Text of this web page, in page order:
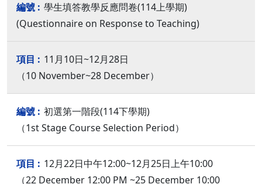
學生填答教學反應問卷(114上學期)
(Questionnaire on Response to Teaching)
11月10日~12月28日
（10 November~28 December）
初選第一階段(114下學期)
（1st Stage Course Selection Period）
12月22日中午12:00~12月25日上午10:00
（22 December 12:00 PM ~25 December 10:00